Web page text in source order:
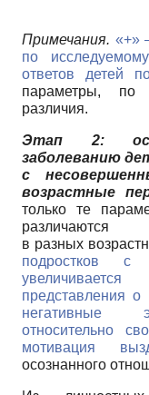
Примечания. «+»
по
ответов детей
параметры, по
различия.
Этап 2:
заболеванию
с
возрастные
только те
различаются
в разных
подростков с
представления о
негативные
относительно
мотивация
осознанного